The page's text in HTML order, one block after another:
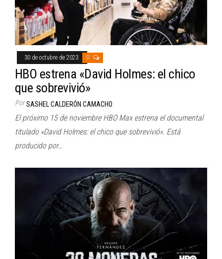
30 de octubre de 2023 0
HBO estrena «David Holmes: el chico
que sobrevivió»
Por SASHEL CALDERÓN CAMACHO
El próximo 15 de noviembre HBO Max estrena el documental
titulado «David Holmes: el chico que sobrevivió». Está
producido por…